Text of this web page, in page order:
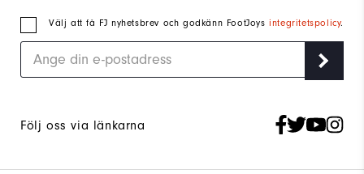
Välj att få FJ nyhetsbrev och godkänn FootJoysintegritetspolicy.
Följ oss via länkarna